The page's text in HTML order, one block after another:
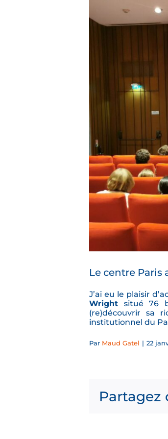
agrandie
Le centre Paris
J’ai eu le plaisir
Wright situé 76
(re)découvrir sa
institutionnel du
Par Maud Gatel | 22
Partagez